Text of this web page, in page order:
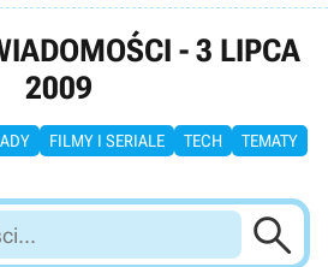
- 3 LIPCA
2009
FILMY I SERIALE TECH TEMATY
